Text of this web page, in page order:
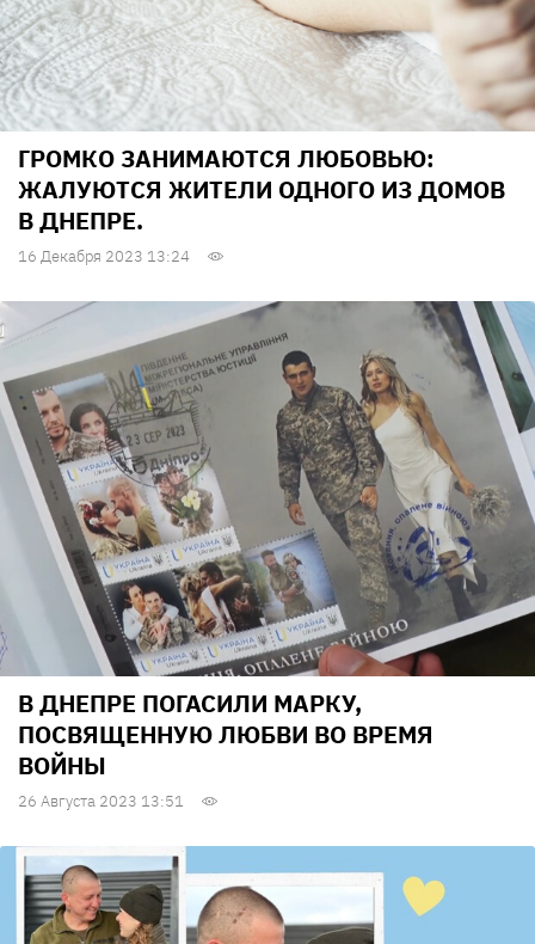
ГРОМКО ЗАНИМАЮТСЯ ЛЮБОВЬЮ:
ЖАЛУЮТСЯ ЖИТЕЛИ ОДНОГО ИЗ ДОМОВ
В ДНЕПРЕ.
16 Декабря 2023 13:24
В ДНЕПРЕ ПОГАСИЛИ МАРКУ,
ПОСВЯЩЕННУЮ ЛЮБВИ ВО ВРЕМЯ
ВОЙНЫ
26 Августа 2023 13:51